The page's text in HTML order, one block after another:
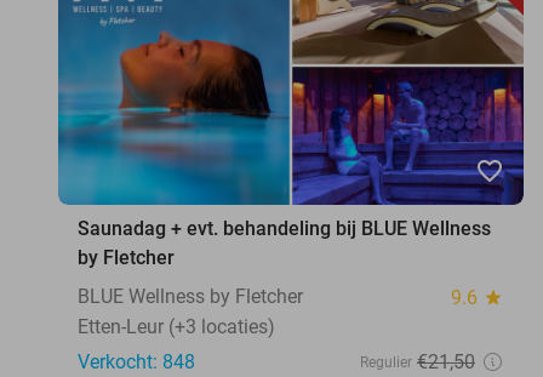
favorite_border
Saunadag + evt. behandeling bij BLUE Wellness
by Fletcher
BLUE Wellness by Fletcher
9.6 star
Etten-Leur (+3 locaties)
Verkocht: 848
Regulier €21,50